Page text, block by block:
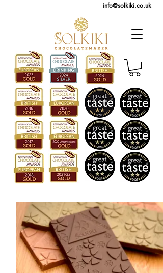
info@solkiki.co.uk